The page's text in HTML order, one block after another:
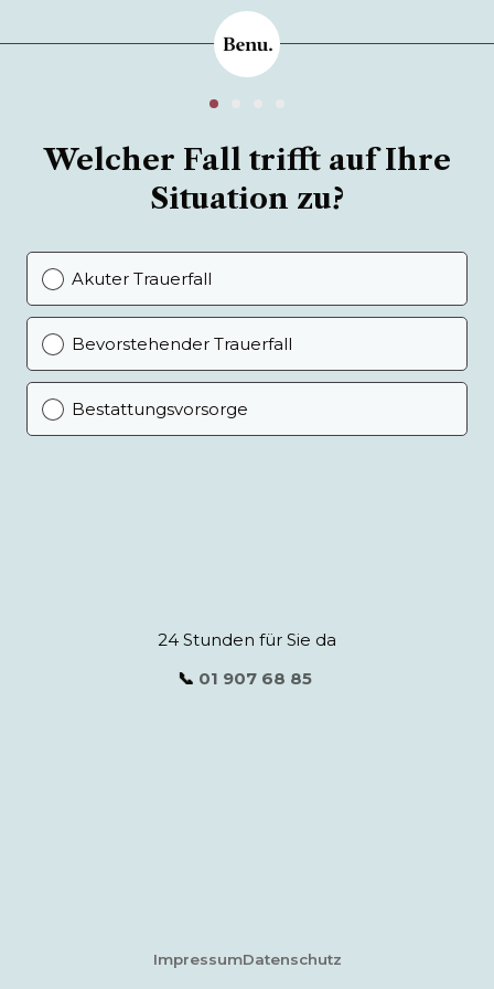
Welcher Fall trifft auf Ihre
Situation zu?
Akuter Trauerfall
Bevorstehender Trauerfall
Bestattungsvorsorge
24 Stunden für Sie da
📞 01 907 68 85
ImpressumDatenschutz